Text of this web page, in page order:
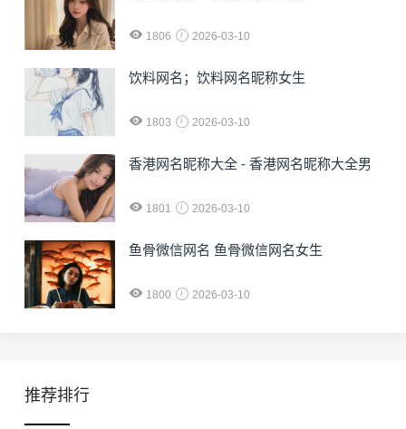
1806 2026-03-10
饮料网名；饮料网名昵称女生
1803 2026-03-10
香港网名昵称大全 - 香港网名昵称大全男
1801 2026-03-10
鱼骨微信网名 鱼骨微信网名女生
1800 2026-03-10
推荐排行